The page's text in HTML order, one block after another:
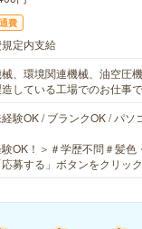
費
定内支給
、環境関連機械、油空圧
造している工場でのお仕事
験OK / ブランクOK / パソ
験OK！＞＃学歴不問＃髪
募する」ボタンをクリッ